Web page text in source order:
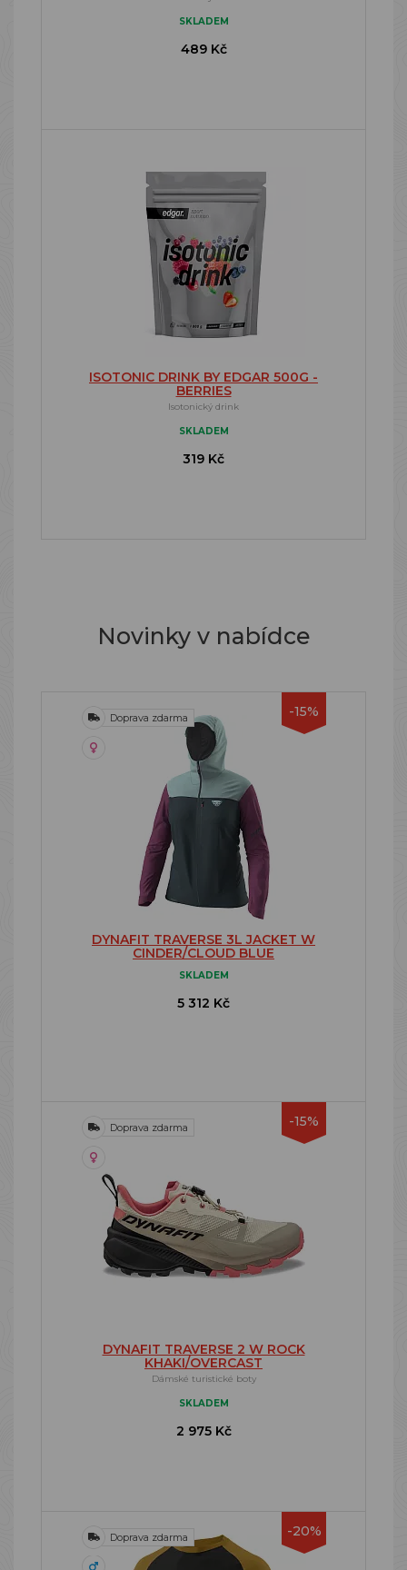
SKLADEM
489 Kč
ISOTONIC DRINK BY EDGAR 500G -
BERRIES
Isotonický drink
SKLADEM
319 Kč
Novinky v nabídce
-15%
Doprava zdarma
DYNAFIT TRAVERSE 3L JACKET W
CINDER/CLOUD BLUE
SKLADEM
5 312 Kč
-15%
Doprava zdarma
DYNAFIT TRAVERSE 2 W ROCK
KHAKI/OVERCAST
Dámské turistické boty
SKLADEM
2 975 Kč
-20%
Doprava zdarma